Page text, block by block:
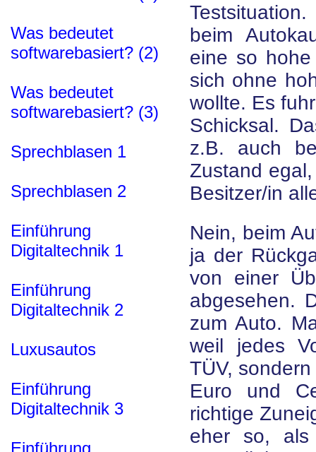
Was bedeutet
softwarebasiert? (2)
Was bedeutet
softwarebasiert? (3)
Sprechblasen 1
Sprechblasen 2
Einführung
Digitaltechnik 1
Einführung
Digitaltechnik 2
Luxusautos
Einführung
Digitaltechnik 3
Einführung
beim
eine so
sich ohne
wollte. Es
Schicksal.
z.B. auch
Zustand
Besitzer/in
Nein, beim
ja der
von einer
abgesehen.
zum Auto.
weil jedes
TÜV,
Euro und
richtige
eher so,